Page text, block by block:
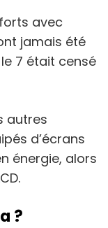
avec
jamais été
7 était censé
autres
d’écrans
énergie, alors
?